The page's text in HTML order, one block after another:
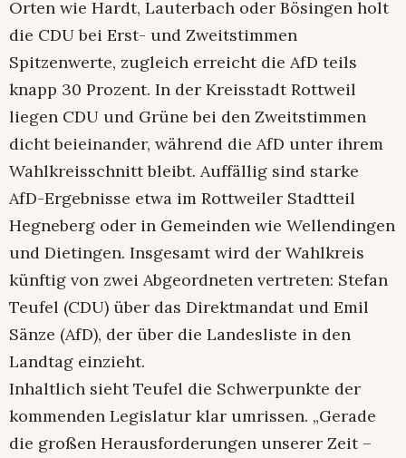
Orten wie Hardt, Lauterbach oder Bösingen holt
die CDU bei Erst- und Zweitstimmen
Spitzenwerte, zugleich erreicht die AfD teils
knapp 30 Prozent. In der Kreisstadt Rottweil
liegen CDU und Grüne bei den Zweitstimmen
dicht beieinander, während die AfD unter ihrem
Wahlkreisschnitt bleibt. Auffällig sind starke
AfD-Ergebnisse etwa im Rottweiler Stadtteil
Hegneberg oder in Gemeinden wie Wellendingen
und Dietingen. Insgesamt wird der Wahlkreis
künftig von zwei Abgeordneten vertreten: Stefan
Teufel (CDU) über das Direktmandat und Emil
Sänze (AfD), der über die Landesliste in den
Landtag einzieht.
Inhaltlich sieht Teufel die Schwerpunkte der
kommenden Legislatur klar umrissen. „Gerade
die großen Herausforderungen unserer Zeit –